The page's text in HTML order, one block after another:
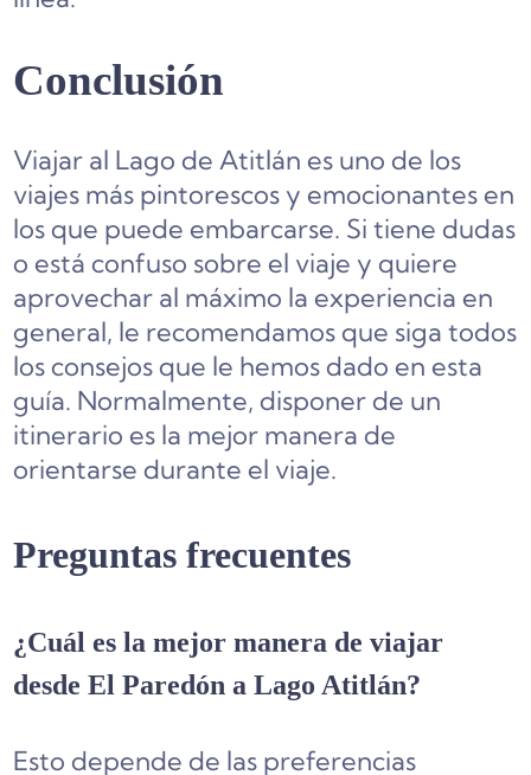
Conclusión
Viajar al Lago de Atitlán es uno de los
viajes más pintorescos y emocionantes en
los que puede embarcarse. Si tiene dudas
o está confuso sobre el viaje y quiere
aprovechar al máximo la experiencia en
general, le recomendamos que siga todos
los consejos que le hemos dado en esta
guía. Normalmente, disponer de un
itinerario es la mejor manera de
orientarse durante el viaje.
Preguntas frecuentes
¿Cuál es la mejor manera de viajar
desde El Paredón a Lago Atitlán?
Esto depende de las preferencias